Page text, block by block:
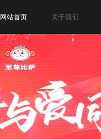
网站首页 关于我们